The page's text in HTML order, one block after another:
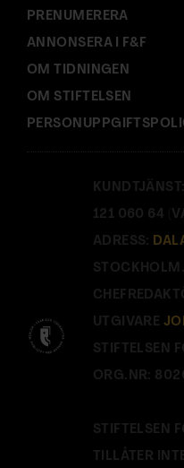
PRENUMERERA
ANNONSERA I F&F
OM TIDNINGEN
OM STIFTELSEN
KUNDTJÄNST:
121 060 64
ADRESS:
STOCKHOLM.
UTGIVARE
STIFTELSEN
ORG.NR:
STIFTELSEN
TILLÅTER